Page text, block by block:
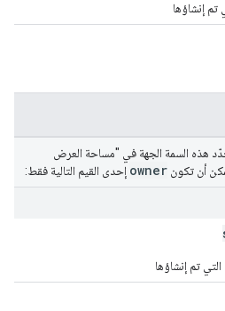
تم إنشاؤها
هذه السمة الجهة في "مساحة العرض
owner إحدى القيم التالية فقط:
تم إنشاؤها